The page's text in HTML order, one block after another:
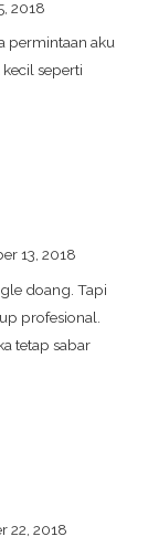
2018
permintaan aku
seperti
13, 2018
doang. Tapi
profesional.
tetap sabar
22, 2018